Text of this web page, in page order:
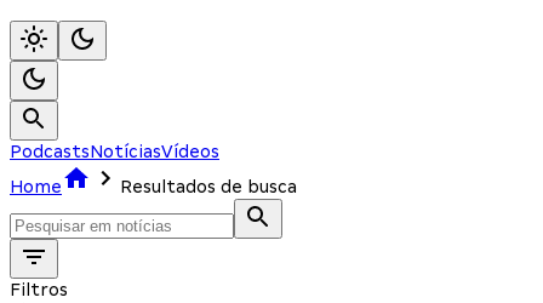
PodcastsNotíciasVídeos
Home
Resultados de busca
Filtros